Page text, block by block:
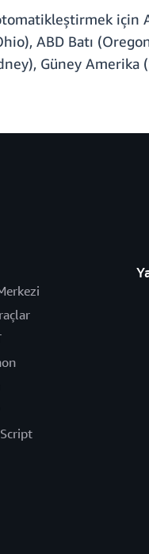
için
ABD Batı
Güney Amerika